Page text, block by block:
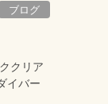
ブログ
クリア
イバー